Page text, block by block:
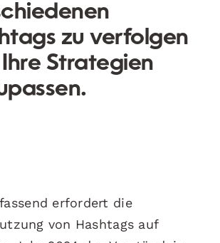
zu verfolgen
Strategien
erfordert die
von Hashtags auf